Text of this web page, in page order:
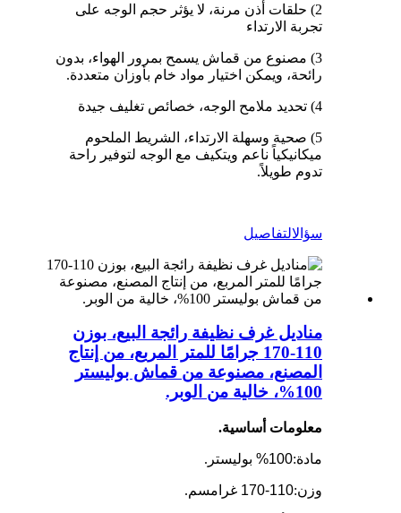
2) حلقات أذن مرنة، لا يؤثر حجم الوجه على
تجربة الارتداء
3) مصنوع من قماش يسمح بمرور الهواء، بدون
رائحة، ويمكن اختيار مواد خام بأوزان متعددة.
4) تحديد ملامح الوجه، خصائص تغليف جيدة
5) صحية وسهلة الارتداء، الشريط الملحوم
ميكانيكياً ناعم ويتكيف مع الوجه لتوفير راحة
تدوم طويلاً.
سؤالالتفاصيل
مناديل غرف نظيفة رائجة البيع، بوزن
110-170 جرامًا للمتر المربع، من إنتاج
المصنع، مصنوعة من قماش بوليستر
100%، خالية من الوبر.
معلومات أساسية.
مادة:100% بوليستر .
وزن:110-170 غرام سم.